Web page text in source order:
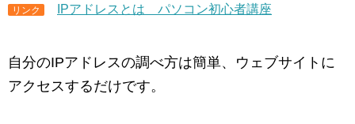
リンク IPアドレスとは パソコン初心者講座
自分のIPアドレスの調べ方は簡単、ウェブサイトに
アクセスするだけです。